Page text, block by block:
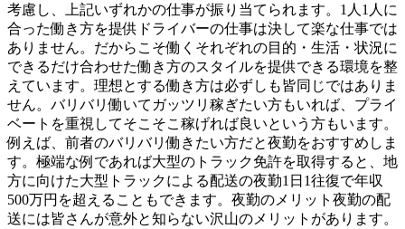
考慮し、上記いずれかの仕事が振り当てられます。1人1人に
合った働き方を提供ドライバーの仕事は決して楽な仕事では
ありません。だからこそ働くそれぞれの目的・生活・状況に
できるだけ合わせた働き方のスタイルを提供できる環境を整
えています。理想とする働き方は必ずしも皆同じではありま
せん。バリバリ働いてガッツリ稼ぎたい方もいれば、プライ
ベートを重視してそこそこ稼げれば良いという方もいます。
例えば、前者のバリバリ働きたい方だと夜勤をおすすめしま
す。極端な例であれば大型のトラック免許を取得すると、地
方に向けた大型トラックによる配送の夜勤1日1往復で年収
500万円を超えることもできます。夜勤のメリット夜勤の配
送には皆さんが意外と知らない沢山のメリットがあります。